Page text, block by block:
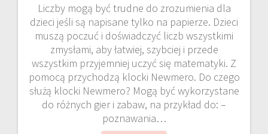
Liczby mogą być trudne do zrozumienia dla
dzieci jeśli są napisane tylko na papierze. Dzieci
muszą poczuć i doświadczyć liczb wszystkimi
zmysłami, aby łatwiej, szybciej i przede
wszystkim przyjemniej uczyć się matematyki. Z
pomocą przychodzą klocki Newmero. Do czego
służą klocki Newmero? Mogą być wykorzystane
do różnych gier i zabaw, na przykład do: –
poznawania…